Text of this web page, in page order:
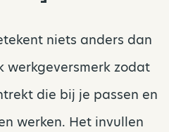
niets anders dan
werkgeversmerk zodat
die bij je passen en
werken. Het invullen